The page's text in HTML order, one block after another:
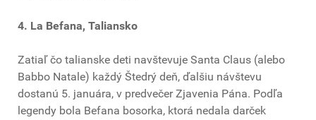
4. La Befana, Taliansko
Zatiaľ čo talianske deti navštevuje Santa Claus (alebo
Babbo Natale) každý Štedrý deň, ďalšiu návštevu
dostanú 5. januára, v predvečer Zjavenia Pána. Podľa
legendy bola Befana bosorka, ktorá nedala darček